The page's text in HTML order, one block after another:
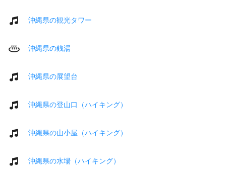
沖縄県の観光タワー
沖縄県の銭湯
沖縄県の展望台
沖縄県の登山口（ハイキング）
沖縄県の山小屋（ハイキング）
沖縄県の水場（ハイキング）